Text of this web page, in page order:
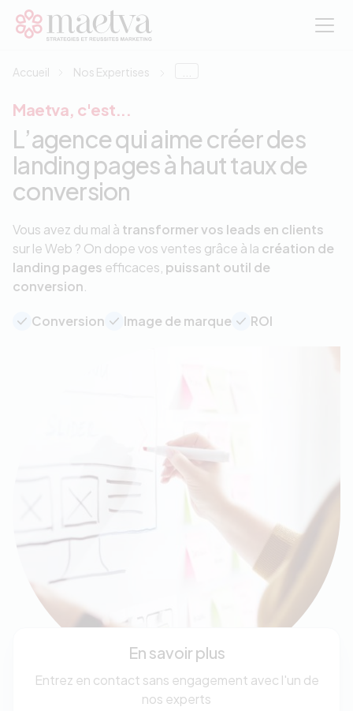
Aller au contenu principal
Accueil Nos Expertises
Maetva, c'est...
L’agence qui aime créer des
landing pages à haut taux de
conversion
Vous avez du mal à transformer vos leads en clients
sur le Web ? On dope vos ventes grâce à la création de
landing pages efficaces, puissant outil de
conversion
Conversion Image de marque ROI
En savoir plus
Entrez en contact sans engagement avec l'un de
nos experts